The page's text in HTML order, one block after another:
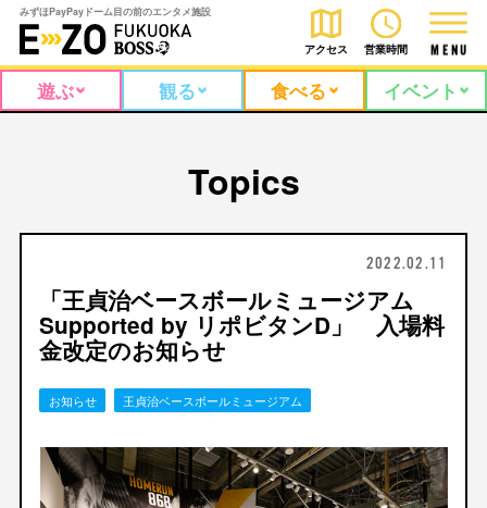
みずほPayPayドーム目の前のエンタメ施設
アクセス 営業時間 M E N U
遊ぶ 観る 食べる イベント
Topics
2022.02.11
「王貞治ベースボールミュージアム
Supported by リポビタンD」 入場料
金改定のお知らせ
お知らせ 王貞治ベースボールミュージアム